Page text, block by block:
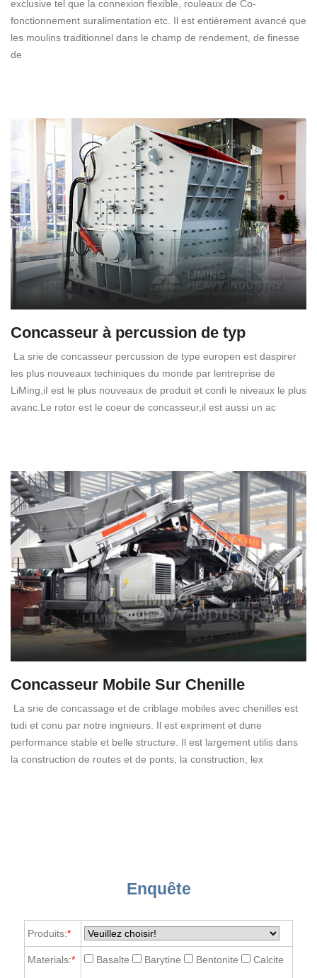
exclusive tel que la connexion flexible, rouleaux de Co-
fonctionnement suralimentation etc. Il est entièrement avancé que
les moulins traditionnel dans le champ de rendement, de finesse
de
Concasseur à percussion de typ
La srie de concasseur percussion de type europen est daspirer
les plus nouveaux techiniques du monde par lentreprise de
LiMing,iI est le plus nouveaux de produit et confi le niveaux le plus
avanc.Le rotor est le coeur de concasseur,il est aussi un ac
Concasseur Mobile Sur Chenille
La srie de concassage et de criblage mobiles avec chenilles est
tudi et conu par notre ingnieurs. Il est expriment et dune
performance stable et belle structure. Il est largement utilis dans
la construction de routes et de ponts, la construction, lex
Enquête
Produits:*
Materials:* Basalte Barytine Bentonite Calcite